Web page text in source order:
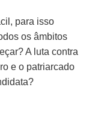
para isso
os âmbitos
A luta contra
e o patriarcado